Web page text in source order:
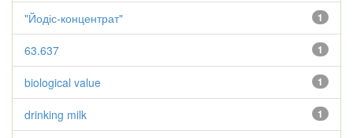
1
"Йодіс-концентрат"
1
63.637
1
biological value
1
drinking milk